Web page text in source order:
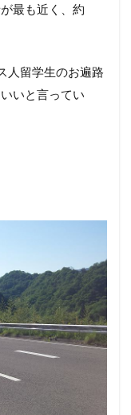
最も近く、約
人留学生のお遍路
いと言ってい